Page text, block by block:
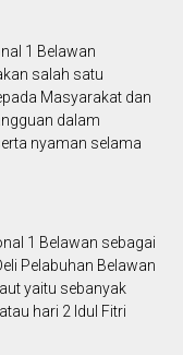
1 Belawan
salah satu
Masyarakat dan
dalam
nyaman selama
1 Belawan sebagai
Pelabuhan Belawan
yaitu sebanyak
hari 2 Idul Fitri